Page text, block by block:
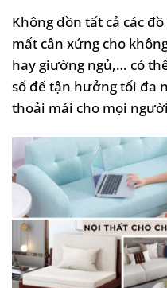
Không dồn tất cả các
mất cân xứng cho
hay giường ngủ,… có
sổ để tận hưởng tối đa
thoải mái cho mọi